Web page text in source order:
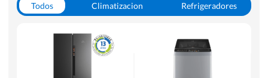
Todos Climatizacion
Refrigeradores
Hornos y Microondas